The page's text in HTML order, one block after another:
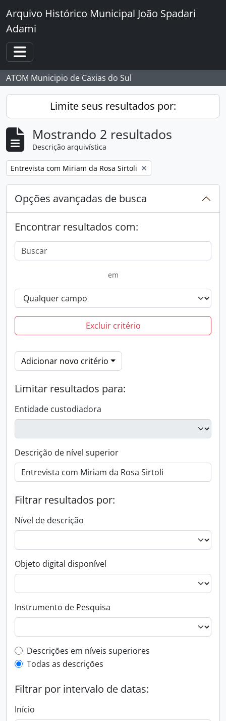
Skip to main content
Arquivo Histórico Municipal João Spadari
Adami
Toggle navigation
ATOM Municipio de Caxias do Sul
Limite seus resultados por:
Mostrando 2 resultados
Descrição arquivística
Remover filtro:
Entrevista com Miriam da Rosa Sirtoli
Opções avançadas de busca
Encontrar resultados com:
em
Excluir critério
Adicionar novo critério
Limitar resultados para:
Entidade custodiadora
Descrição de nível superior
Filtrar resultados por:
Nível de descrição
Objeto digital disponível
Instrumento de Pesquisa
Filtro de descrição de nível superior
Descrições em níveis superiores
Todas as descrições
Filtrar por intervalo de datas:
Início